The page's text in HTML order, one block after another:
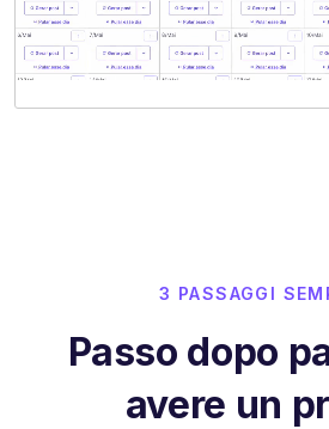
3 PASSAGGI
Passo dopo
avere un